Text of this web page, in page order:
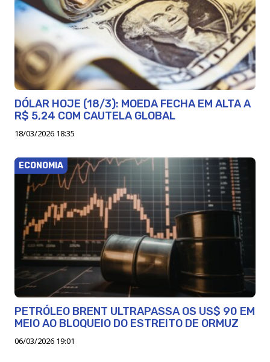
DÓLAR HOJE (18/3): MOEDA FECHA EM ALTA A
R$ 5,24 COM CAUTELA GLOBAL
18/03/2026 18:35
ECONOMIA
PETRÓLEO BRENT ULTRAPASSA OS US$ 90 EM
MEIO AO BLOQUEIO DO ESTREITO DE ORMUZ
06/03/2026 19:01